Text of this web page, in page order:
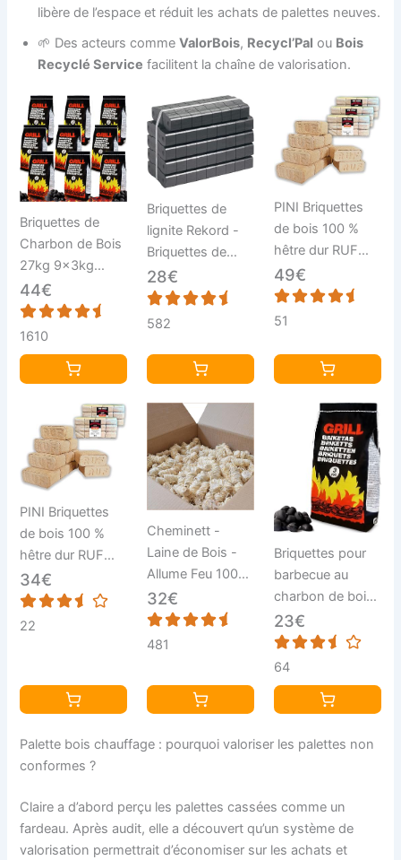
libère de l’espace et réduit les achats de palettes neuves.
🌱 Des acteurs commeValorBois, Recycl’Pal ou Bois
Recyclé Service facilitent la chaîne de valorisation.
Briquettes de
Charbon de Bois
27kg 9x3kg
Charbon de Bois
briquette Bois
pour Barbecue
BBQ braises
Durable Grill
44€
1610
Briquettes de
lignite Rekord -
Briquettes de
chauffage - Pour
cheminée, poêle
- Baquet de 25
28€
582
PINI Briquettes
de bois 100 %
hêtre dur RUF
cheminée, poêle,
barbecue, foyer,
bois de
kg)
49€
51
PINI Briquettes
de bois 100 %
hêtre dur RUF
cheminée, poêle,
barbecue, foyer,
bois de
34€
22
Cheminett -
Laine de Bois -
Allume Feu 100%
Naturel - 5 kg,
+/- 400 Pièces -
À Base de Cire
Premium et de
Bois Certifié FSC
Combustion 8 à
32€
481
Briquettes pour
barbecue au
charbon de bois
9 KG
23€
64
Palette bois chauffage : pourquoi valoriser les palettes non
conformes ?
Claire a d’abord perçu les palettes cassées comme un
fardeau. Après audit, elle a découvert qu’un système de
valorisation permettrait d’économiser sur les achats et